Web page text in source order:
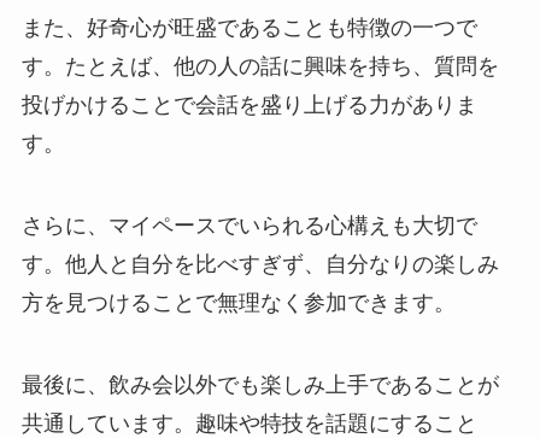
また、好奇心が旺盛であることも特徴の一つで
す。たとえば、他の人の話に興味を持ち、質問を
投げかけることで会話を盛り上げる力がありま
す。
さらに、マイペースでいられる心構えも大切で
す。他人と自分を比べすぎず、自分なりの楽しみ
方を見つけることで無理なく参加できます。
最後に、飲み会以外でも楽しみ上手であることが
共通しています。趣味や特技を話題にすること